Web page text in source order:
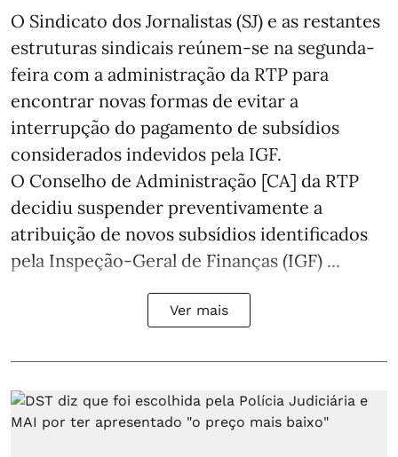
O Sindicato dos Jornalistas (SJ) e as restantes
estruturas sindicais reúnem-se na segunda-
feira com a administração da RTP para
encontrar novas formas de evitar a
interrupção do pagamento de subsídios
considerados indevidos pela IGF.
O Conselho de Administração [CA] da RTP
decidiu suspender preventivamente a
atribuição de novos subsídios identificados
pela Inspeção-Geral de Finanças (IGF) ...
Ver mais